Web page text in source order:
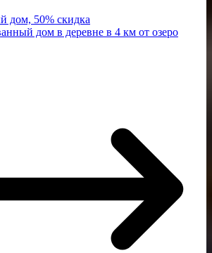
дом, 50% скидка
дом в деревне в 4 км от озеро